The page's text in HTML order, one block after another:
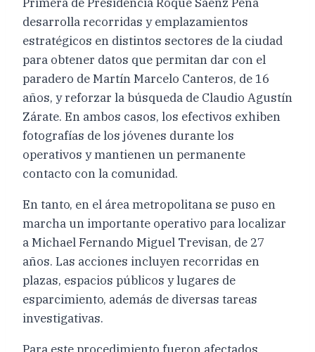
desarrolla recorridas y emplazamientos
estratégicos en distintos sectores de la ciudad
para obtener datos que permitan dar con el
paradero de Martín Marcelo Canteros, de 16
años, y reforzar la búsqueda de Claudio Agustín
Zárate. En ambos casos, los efectivos exhiben
fotografías de los jóvenes durante los
operativos y mantienen un permanente
contacto con la comunidad.
En tanto, en el área metropolitana se puso en
marcha un importante operativo para localizar
a Michael Fernando Miguel Trevisan, de 27
años. Las acciones incluyen recorridas en
plazas, espacios públicos y lugares de
esparcimiento, además de diversas tareas
investigativas.